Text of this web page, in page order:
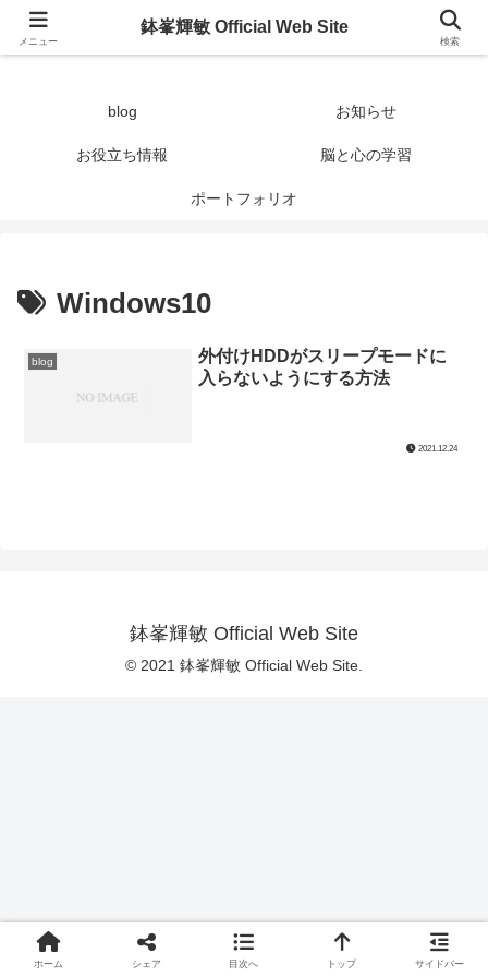
鉢峯輝敏 Official Web Site
blog お知らせ
お役立ち情報 脳と心の学習
ポートフォリオ
Windows10
blog
外付けHDDがスリープモードに
入らないようにする方法
2021.12.24
鉢峯輝敏 Official Web Site
© 2021 鉢峯輝敏 Official Web Site.
メニュー
鉢峯輝敏 Official Web Site
検索
ホーム シェア 目次へ トップ サイドバー